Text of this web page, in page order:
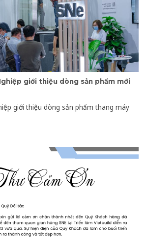
giới thiệu dòng sản phẩm mới
giới thiệu dòng sản phẩm thang máy